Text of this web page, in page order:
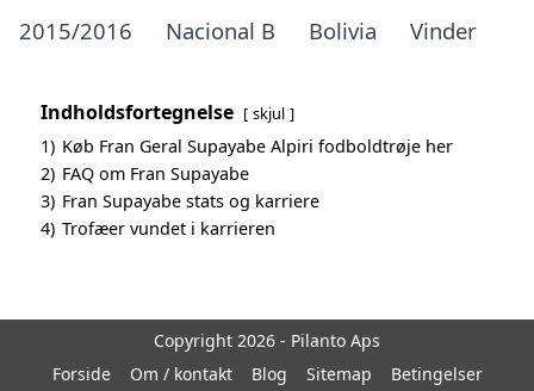
2015/2016 Nacional B Bolivia Vinder
Indholdsfortegnelse skjul
1) Køb Fran Geral Supayabe Alpiri fodboldtrøje her
2) FAQ om Fran Supayabe
3) Fran Supayabe stats og karriere
4) Trofæer vundet i karrieren
Copyright 2026 - Pilanto Aps
Forside
Om / kontakt Blog Sitemap Betingelser